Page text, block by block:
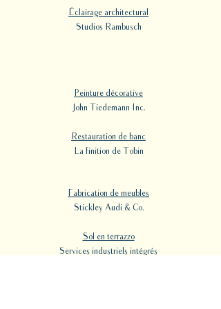
Éclairage architectural
Studios Rambusch
Peinture décorative
John Tiedemann Inc.
Restauration de banc
La finition de Tobin
Fabrication de meubles
Stickley Audi & Co.
Sol en terrazzo
Services industriels intégrés